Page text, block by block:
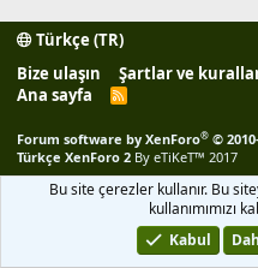
Türkçe (TR)
Bize ulaşın
Şartlar ve
Ana sayfa
R
Forum software by XenForo® ©
Türkçe XenForo 2 By eTiKeT™ 2017
Bu site çerezler kullanır. Bu
kullanımımızı
Kabul